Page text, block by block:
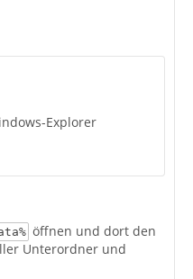
Explorer
öffnen und dort den
Unterordner und